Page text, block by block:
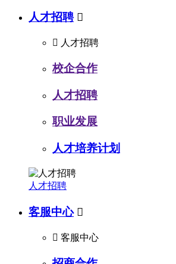
人才招聘 
 人才招聘
校企合作
人才招聘
职业发展
人才培养计划
人才招聘
客服中心 
 客服中心